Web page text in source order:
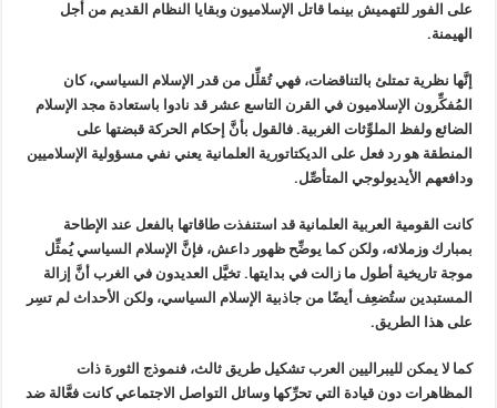
على الفور للتهميش بينما قاتل الإسلاميون وبقايا النظام القديم من أجل
الهيمنة.
إنَّها نظرية تمتلئ بالتناقضات، فهي تُقلِّل من قدر الإسلام السياسي، كان
المُفكِّرون الإسلاميون في القرن التاسع عشر قد نادوا باستعادة مجد الإسلام
الضائع ولفظ الملوِّثات الغربية. فالقول بأنَّ إحكام الحركة قبضتها على
المنطقة هو رد فعل على الديكتاتورية العلمانية يعني نفي مسؤولية الإسلاميين
ودافعهم الأيديولوجي المتأصِّل.
كانت القومية العربية العلمانية قد استنفذت طاقاتها بالفعل عند الإطاحة
بمبارك وزملائه، ولكن كما يوضِّح ظهور داعش، فإنَّ الإسلام السياسي يُمثِّل
موجة تاريخية أطول ما زالت في بدايتها. تخيَّل العديدون في الغرب أنَّ إزالة
المستبدين ستُضعِف أيضًا من جاذبية الإسلام السياسي، ولكن الأحداث لم تسِر
على هذا الطريق.
كما لا يمكن لليبراليين العرب تشكيل طريق ثالث، فنموذج الثورة ذات
المظاهرات دون قيادة التي تحرِّكها وسائل التواصل الاجتماعي كانت فعَّالة ضد